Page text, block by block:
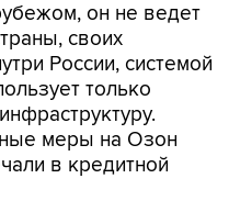
он не ведет
своих
России, системой
только
меры на Озон
в кредитной